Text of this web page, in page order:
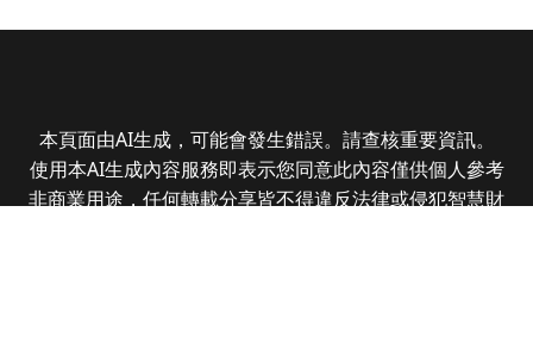
本頁面由AI生成，可能會發生錯誤。請查核重要資訊。
使用本AI生成內容服務即表示您同意此內容僅供個人參考
非商業用途，任何轉載分享皆不得違反法律或侵犯智慧財